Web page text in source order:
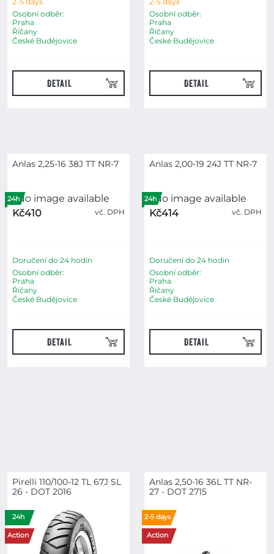
Osobní odběr:
Praha
Říčany
České Budějovice
DETAIL
Osobní odběr:
Praha
Říčany
České Budějovice
DETAIL
Anlas 2,25-16 38J TT NR-7
24h
Kč410 vč. DPH
Doručení do 24 hodin
Osobní odběr:
Praha
Říčany
České Budějovice
DETAIL
Anlas 2,00-19 24J TT NR-7
24h
Kč414 vč. DPH
Doručení do 24 hodin
Osobní odběr:
Praha
Říčany
České Budějovice
DETAIL
Pirelli 110/100-12 TL 67J SL
26 - DOT 2016
24h
Action
Anlas 2,50-16 36L TT NR-
27 - DOT 2715
2-5 days
Action